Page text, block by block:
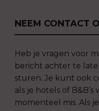
NEEM CONTACT
Heb je vragen voor
bericht achter te
sturen. Je kunt ook
als je hotels of
momenteel mis. Als